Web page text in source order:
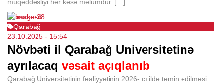
müqəddəsliyi hər kəsə məlumdur. […]
Qarabağ
23.10.2025 - 15:54
Növbəti il Qarabağ Universitetinə
ayrılacaq vəsait açıqlanıb
Qarabağ Universitetinin fəaliyyətinin 2026- cı ildə təmin edilməsi